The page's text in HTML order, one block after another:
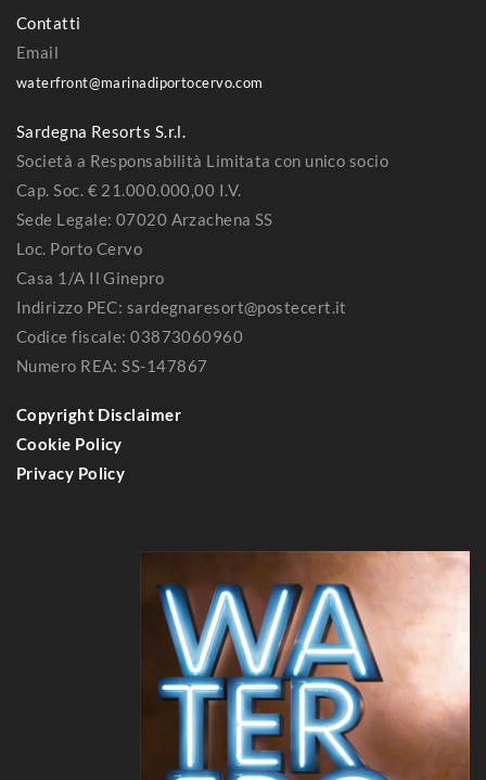
Contatti
Email
waterfront@marinadiportocervo.com
Sardegna Resorts S.r.l.
Società a Responsabilità Limitata con unico socio
Cap. Soc. € 21.000.000,00 I.V.
Sede Legale: 07020 Arzachena SS
Loc. Porto Cervo
Casa 1/A Il Ginepro
Indirizzo PEC: sardegnaresort@postecert.it
Codice fiscale: 03873060960
Numero REA: SS-147867
Copyright Disclaimer
Cookie Policy
Privacy Policy